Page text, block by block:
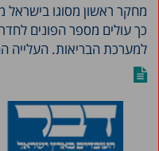
מחקר ראשון מסוגו בישראל
כך עולים מספר הפונים
למערכת הבריאות. העלייה